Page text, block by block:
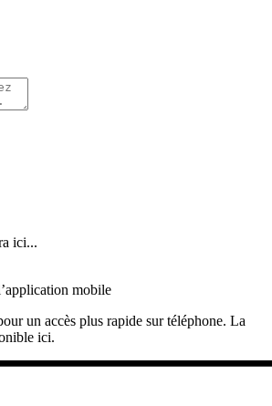
ici...
mobile
un accès plus rapide sur téléphone. La
ici.